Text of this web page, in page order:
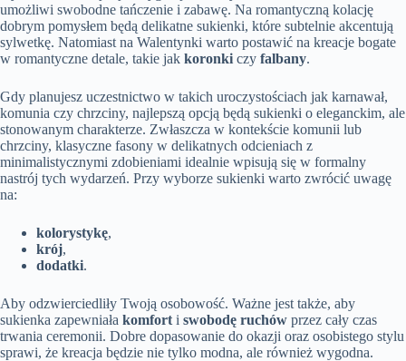
umożliwi swobodne tańczenie i zabawę. Na romantyczną kolację
dobrym pomysłem będą delikatne sukienki, które subtelnie akcentują
sylwetkę. Natomiast na Walentynki warto postawić na kreacje bogate
w romantyczne detale, takie jak koronki czy falbany.
Gdy planujesz uczestnictwo w takich uroczystościach jak karnawał,
komunia czy chrzciny, najlepszą opcją będą sukienki o eleganckim, ale
stonowanym charakterze. Zwłaszcza w kontekście komunii lub
chrzciny, klasyczne fasony w delikatnych odcieniach z
minimalistycznymi zdobieniami idealnie wpisują się w formalny
nastrój tych wydarzeń. Przy wyborze sukienki warto zwrócić uwagę
na:
kolorystykę,
krój,
dodatki.
Aby odzwierciedliły Twoją osobowość. Ważne jest także, aby
sukienka zapewniała komfort i swobodę ruchów przez cały czas
trwania ceremonii. Dobre dopasowanie do okazji oraz osobistego stylu
sprawi, że kreacja będzie nie tylko modna, ale również wygodna.